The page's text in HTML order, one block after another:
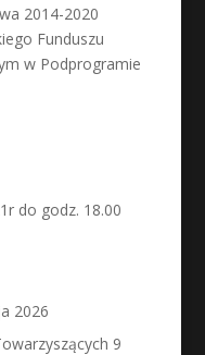
2014-2020
Funduszu
w Podprogramie
do godz. 18.00
2026
9